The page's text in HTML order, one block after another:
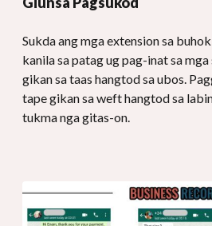
Sukda ang mga extension sa
kanila sa patag ug pag-inat sa
gikan sa taas hangtod sa ubos.
tape gikan sa weft hangtod sa
tukma nga gitas-on.